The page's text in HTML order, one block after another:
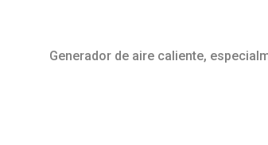
Generador de aire caliente,